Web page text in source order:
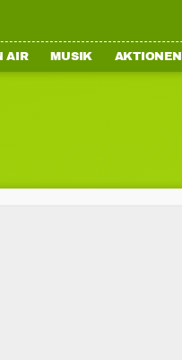
AIR MUSIK AKTIONEN